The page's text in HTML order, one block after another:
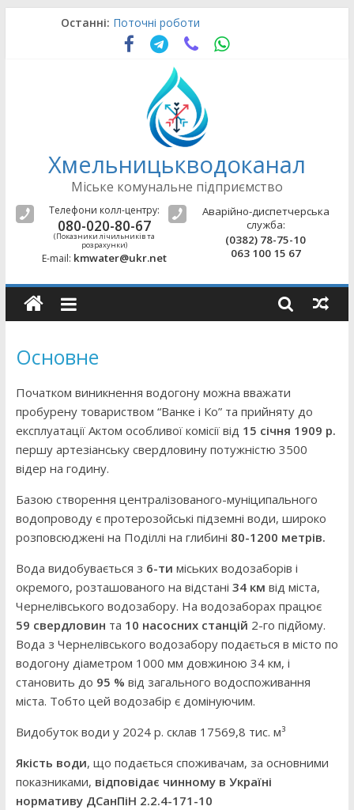
Останні: Поточні роботи
Оновлення щодо підводу води
Поточні роботи
Аварійно-відновлювальні роботи
Поточні роботи
Хмельницькводоканал
Міське комунальне підприємство
Телефони колл-центру:
080-020-80-67
(Показники лічильників та
розрахунки)
E-mail: kmwater@ukr.net
Аварійно-диспетчерська
служба:
(0382) 78-75-10
063 100 15 67
Основне
Початком виникнення водогону можна вважати
пробурену товариством “Ванке і Ко” та прийняту до
експлуатації Актом особливої комісії від 15 січня 1909 р.
першу артезіанську свердловину потужністю 3500
відер на годину.
Базою створення централізованого-муніципального
водопроводу є протерозойські підземні води, широко
розповсюджені на Поділлі на глибині 80-1200 метрів.
Вода видобувається з 6-ти міських водозаборів і
окремого, розташованого на відстані 34 км від міста,
Чернелівського водозабору. На водозаборах працює
59 свердловин та 10 насосних станцій 2-го підйому.
Вода з Чернелівського водозабору подається в місто по
водогону діаметром 1000 мм довжиною 34 км, і
становить до 95 % від загального водоспоживання
міста. Тобто цей водозабір є домінуючим.
Видобуток води у 2024 р. склав 17569,8 тис. м³
Якість води, що подається споживачам, за основними
показниками, відповідає чинному в Україні
нормативу ДСанПіН 2.2.4-171-10